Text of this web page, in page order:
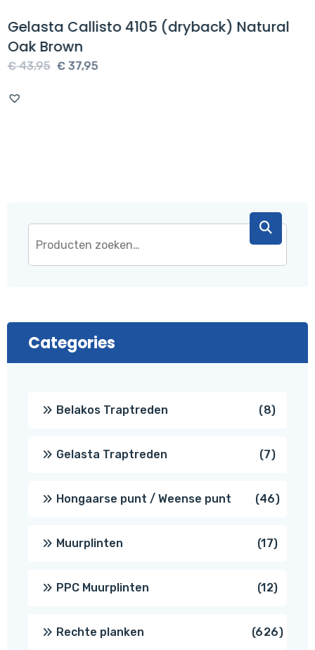
Gelasta Callisto 4105 (dryback) Natural
Oak Brown
€43,95 Oorspronkelijke
€37,95Huidige
Categories
Belakos Traptreden 88
Gelasta Traptreden 77
Hongaarse punt / Weense punt 4646
Muurplinten 1717
PPC Muurplinten 1212
Rechte planken 626626